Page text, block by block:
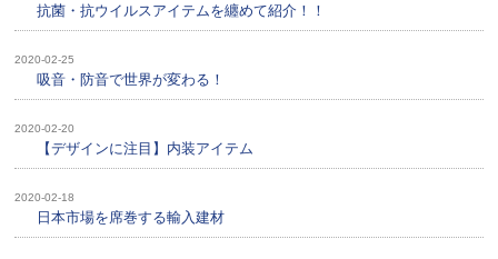
抗菌・抗ウイルスアイテムを纏めて紹介！！
2020-02-25
吸音・防音で世界が変わる！
2020-02-20
【デザインに注目】内装アイテム
2020-02-18
日本市場を席巻する輸入建材